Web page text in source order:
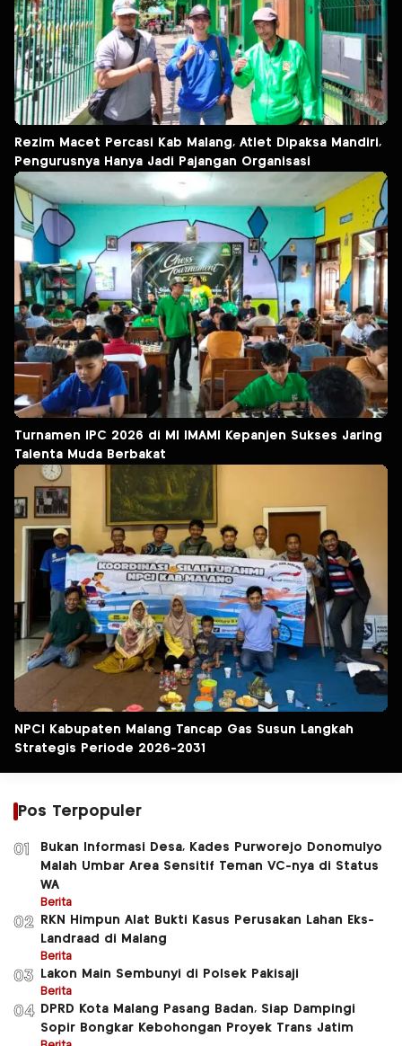
Rezim Macet Percasi Kab Malang, Atlet Dipaksa Mandiri,
Pengurusnya Hanya Jadi Pajangan Organisasi
Turnamen IPC 2026 di MI IMAMI Kepanjen Sukses Jaring
Talenta Muda Berbakat
NPCI Kabupaten Malang Tancap Gas Susun Langkah
Strategis Periode 2026-2031
Pos Terpopuler
01
Bukan Informasi Desa, Kades Purworejo Donomulyo
Malah Umbar Area Sensitif Teman VC-nya di Status
WA
Berita
02
RKN Himpun Alat Bukti Kasus Perusakan Lahan Eks-
Landraad di Malang
Berita
03 Lakon Main Sembunyi di Polsek Pakisaji
Berita
04
DPRD Kota Malang Pasang Badan, Siap Dampingi
Sopir Bongkar Kebohongan Proyek Trans Jatim